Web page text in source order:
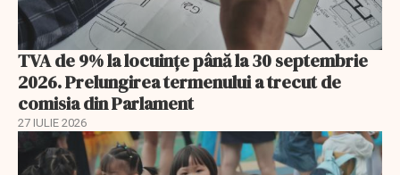
TVA de 9% la locuințe până la 30 septembrie
2026. Prelungirea termenului a trecut de
comisia din Parlament
27 IULIE 2026